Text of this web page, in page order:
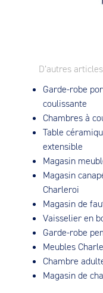
D’autres
Garde-robe
coulissante
Chambres à
Table
extensible
Magasin
Magasin
Charleroi
Magasin de
Vaisselier en
Garde-robe
Meubles
Chambre
Magasin de